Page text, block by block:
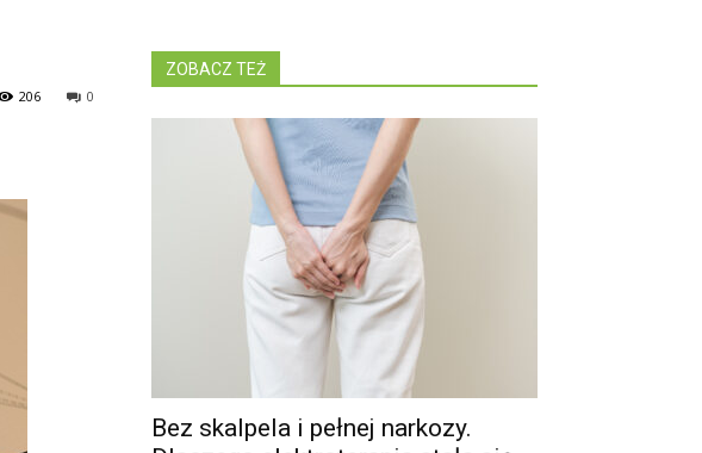
0
206
ZOBACZ TEŻ
Bez skalpela i pełnej narkozy.